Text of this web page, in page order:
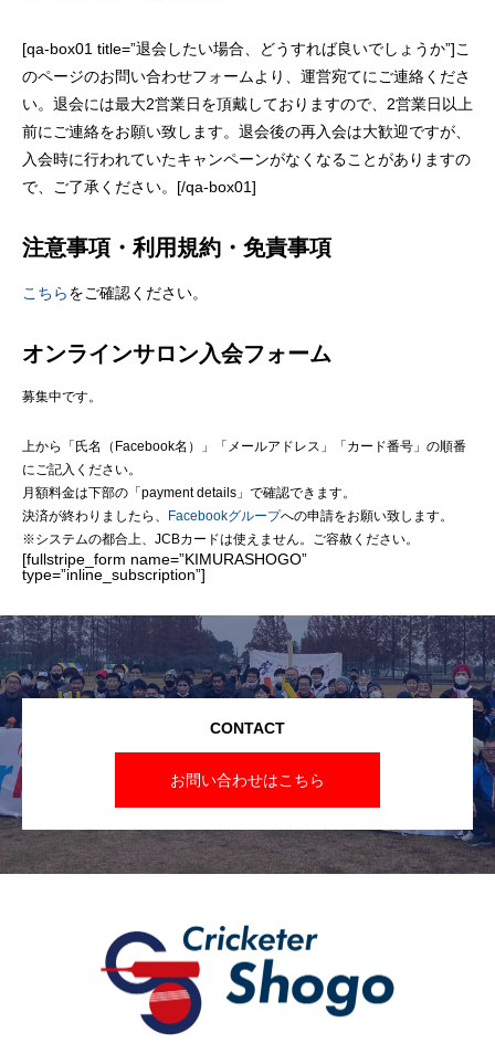
[qa-box01 title=”退会したい場合、どうすれば良いでしょうか”]こ
のページのお問い合わせフォームより、運営宛てにご連絡くださ
い。退会には最大2営業日を頂戴しておりますので、2営業日以上
前にご連絡をお願い致します。退会後の再入会は大歓迎ですが、
入会時に行われていたキャンペーンがなくなることがありますの
で、ご了承ください。[/qa-box01]
注意事項・利用規約・免責事項
こちらをご確認ください。
オンラインサロン入会フォーム
募集中です。
上から「氏名（Facebook名）」「メールアドレス」「カード番号」の順番
にご記入ください。
月額料金は下部の「payment details」で確認できます。
決済が終わりましたら、 Facebookグループへの申請をお願い致します。
※システムの都合上、JCBカードは使えません。ご容赦ください。
[fullstripe_form name=”KIMURASHOGO”
type=”inline_subscription”]
CONTACT
お問い合わせはこちら